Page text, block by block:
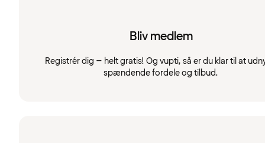
Bliv medlem
Registrér dig – helt gratis! Og vupti, så er du klar til at
spændende fordele og tilbud.